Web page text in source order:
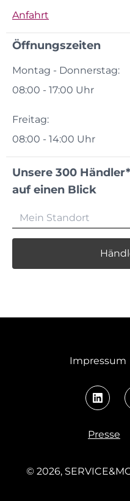
Anfahrt
Öffnungszeiten
Montag - Donnerstag:
08:00 - 17:00 Uhr
Freitag:
08:00 - 14:00 Uhr
Unsere 300
auf einen Blick
© 2026,
Impressum
Presse